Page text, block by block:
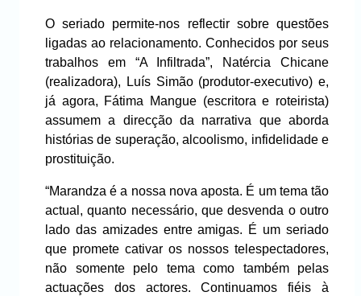
O seriado permite-nos reflectir sobre questões
ligadas ao relacionamento. Conhecidos por seus
trabalhos em “A Infiltrada”, Natércia Chicane
(realizadora), Luís Simão (produtor-executivo) e,
já agora, Fátima Mangue (escritora e roteirista)
assumem a direcção da narrativa que aborda
histórias de superação, alcoolismo, infidelidade e
prostituição.
“Marandza é a nossa nova aposta. É um tema tão
actual, quanto necessário, que desvenda o outro
lado das amizades entre amigas. É um seriado
que promete cativar os nossos telespectadores,
não somente pelo tema como também pelas
actuações dos actores. Continuamos fiéis à